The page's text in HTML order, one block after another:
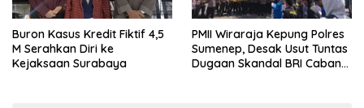
Buron Kasus Kredit Fiktif 4,5
M Serahkan Diri ke
Kejaksaan Surabaya
PMII Wiraraja Kepung Polres
Sumenep, Desak Usut Tuntas
Dugaan Skandal BRI Cabang